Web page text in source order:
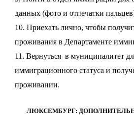
данных (фото и отпечатки
10. Приехать лично, чтобы
проживания в Департаменте
11. Вернуться в муниципалитет
иммиграционного статуса и
проживании.
ЛЮКСЕМБУРГ: